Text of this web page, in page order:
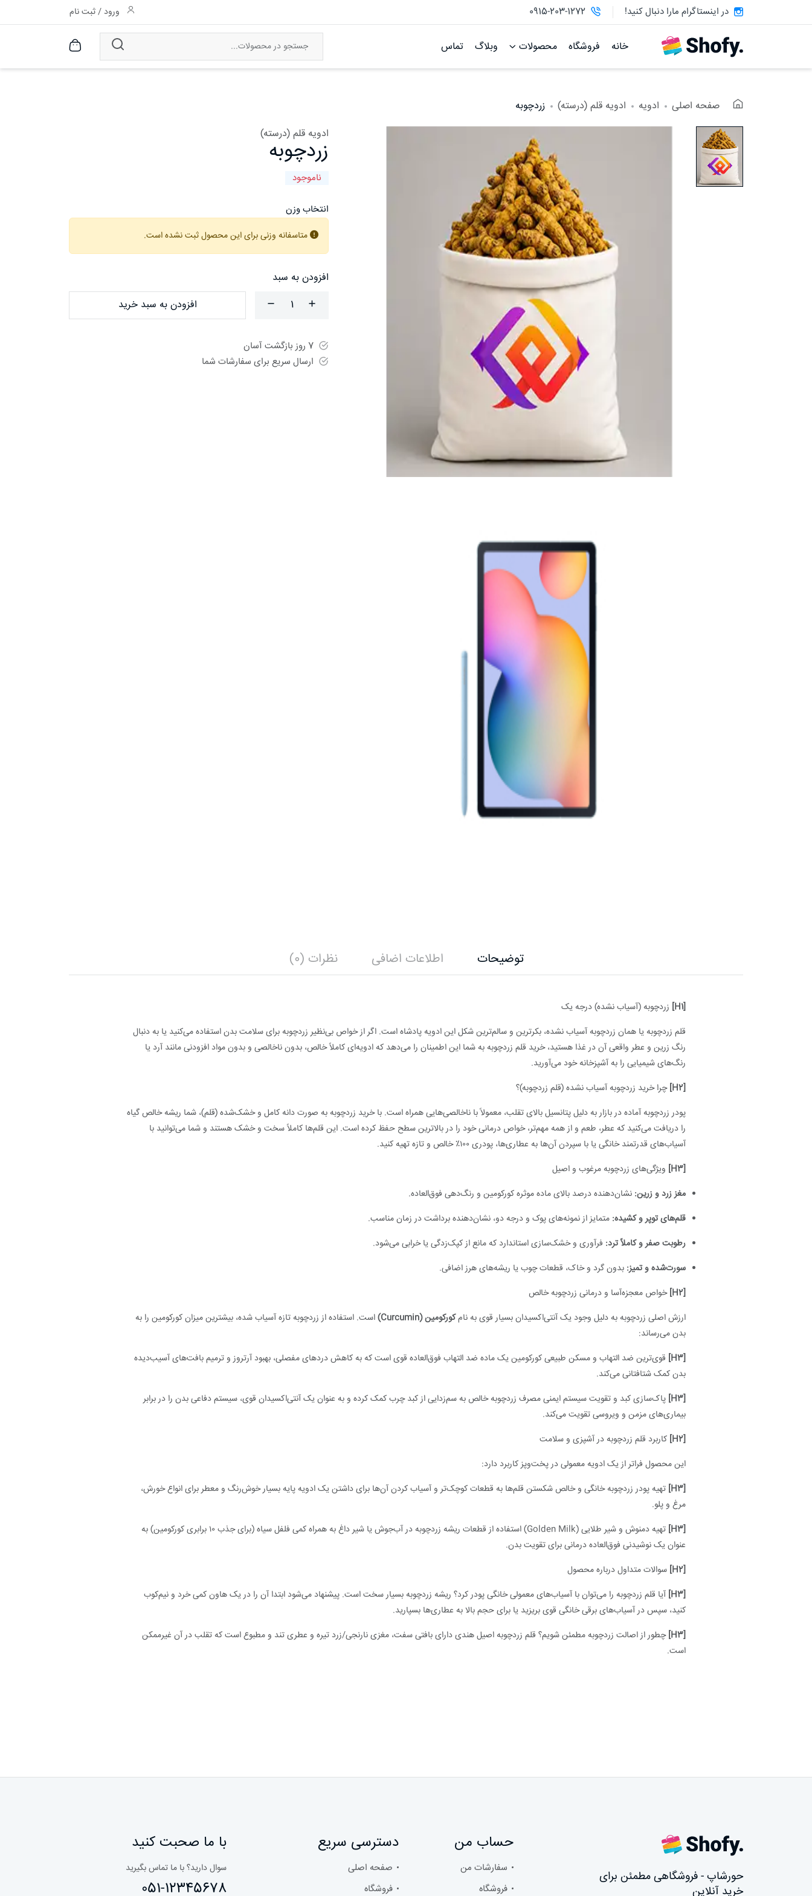
در اینستاگرام مارا دنبال کنید! 0915-203-1272 ورود /ثبت نام
خانه فروشگاه محصولات وبلاگ تماس
صفحه اصلی ادویه ادویه قلم (درسته)
زردچوبه
ادویه قلم (درسته)
زردچوبه
ناموجود
انتخاب وزن
متاسفانه وزنی برای این محصول ثبت نشده است.
افزودن به سبد
افزودن به سبد خرید
7 روز بازگشت آسان
ارسال سریع برای سفارشات شما
توضیحات اطلاعات اضافی نظرات (0)
[H1]
زردچوبه (آسیاب نشده) درجه یک
قلم زردچوبه یا همان زردچوبه آسیاب نشده، بکرترین و سالم‌ترین شکل این ادویه پادشاه است. اگر از خواص بی‌نظیر زردچوبه برای سلامت بدن استفاده می‌کنید یا به دنبال
رنگ زرین و عطر واقعی آن در غذا هستید، خرید قلم زردچوبه به شما این اطمینان را می‌دهد که ادویه‌ای کاملاً خالص، بدون ناخالصی و بدون مواد افزودنی مانند آرد یا
رنگ‌های شیمیایی را به آشپزخانه خود می‌آورید.
[H2]
چرا خرید زردچوبه آسیاب نشده (قلم زردچوبه)؟
پودر زردچوبه آماده در بازار به دلیل پتانسیل بالای تقلب، معمولاً با ناخالصی‌هایی همراه است. با خرید زردچوبه به صورت دانه کامل و خشک‌شده (قلم)، شما ریشه خالص گیاه
را دریافت می‌کنید که عطر، طعم و از همه مهم‌تر، خواص درمانی خود را در بالاترین سطح حفظ کرده است. این قلم‌ها کاملاً سخت و خشک هستند و شما می‌توانید با
آسیاب‌های قدرتمند خانگی یا با سپردن آن‌ها به عطاری‌ها، پودری ۱۰۰٪ خالص و تازه تهیه کنید.
[H3]
ویژگی‌های زردچوبه مرغوب و اصیل
مغز زرد و زرین: نشان‌دهنده درصد بالای ماده موثره کورکومین و رنگ‌دهی فوق‌العاده.
قلم‌های توپر و کشیده: متمایز از نمونه‌های پوک و درجه دو، نشان‌دهنده برداشت در زمان مناسب.
رطوبت صفر و کاملاً ترد: فرآوری و خشک‌سازی استاندارد که مانع از کپک‌زدگی یا خرابی می‌شود.
سورت‌شده و تمیز: بدون گرد و خاک، قطعات چوب یا ریشه‌های هرز اضافی.
[H2]
خواص معجزه‌آسا و درمانی زردچوبه خالص
ارزش اصلی زردچوبه به دلیل وجود یک آنتی‌اکسیدان بسیار قوی به نامکورکومین (Curcumin)
است. استفاده از زردچوبه تازه آسیاب شده، بیشترین میزان کورکومین را به
بدن می‌رساند:
[H3]
قوی‌ترین ضد التهاب و مسکن طبیعی کورکومین یک ماده ضد التهاب فوق‌العاده قوی است که به کاهش دردهای مفصلی، بهبود آرتروز و ترمیم بافت‌های آسیب‌دیده
بدن کمک شتافتانی می‌کند.
[H3]
پاک‌سازی کبد و تقویت سیستم ایمنی مصرف زردچوبه خالص به سم‌زدایی از کبد چرب کمک کرده و به عنوان یک آنتی‌اکسیدان قوی، سیستم دفاعی بدن را در برابر
بیماری‌های مزمن و ویروسی تقویت می‌کند.
[H2]
کاربرد قلم زردچوبه در آشپزی و سلامت
این محصول فراتر از یک ادویه معمولی در پخت‌وپز کاربرد دارد:
[H3]
تهیه پودر زردچوبه خانگی و خالص شکستن قلم‌ها به قطعات کوچک‌تر و آسیاب کردن آن‌ها برای داشتن یک ادویه پایه بسیار خوش‌رنگ و معطر برای انواع خورش،
مرغ و پلو.
[H3]
تهیه دمنوش و شیر طلایی (Golden Milk) استفاده از قطعات ریشه زردچوبه در آب‌جوش یا شیر داغ به همراه کمی فلفل سیاه (برای جذب ۱۰ برابری کورکومین) به
عنوان یک نوشیدنی فوق‌العاده درمانی برای تقویت بدن.
[H2]
سوالات متداول درباره محصول
[H3]
آیا قلم زردچوبه را می‌توان با آسیاب‌های معمولی خانگی پودر کرد؟ ریشه زردچوبه بسیار سخت است. پیشنهاد می‌شود ابتدا آن را در یک هاون کمی خرد و نیم‌کوب
کنید، سپس در آسیاب‌های برقی خانگی قوی بریزید یا برای حجم بالا به عطاری‌ها بسپارید.
[H3]
چطور از اصالت زردچوبه مطمئن شویم؟ قلم زردچوبه اصیل هندی دارای بافتی سفت، مغزی نارنجی/زرد تیره و عطری تند و مطبوع است که تقلب در آن غیرممکن
است.
حورشاپ - فروشگاهی مطمئن برای
خرید آنلاین
حساب من
سفارشات من
فروشگاه
دسترسی سریع
صفحه اصلی
فروشگاه
با ما صحبت کنید
سوال دارید؟ با ما تماس بگیرید
051-12345678